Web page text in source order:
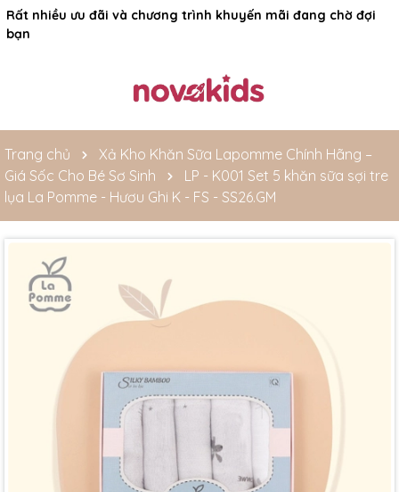
Rất nhiều ưu đãi và chương trình khuyến mãi đang chờ đợi
bạn
Trang chủ
Xả Kho Khăn Sữa Lapomme Chính Hãng –
Giá Sốc Cho Bé Sơ Sinh
LP - K001 Set 5 khăn sữa sợi tre
lụa La Pomme - Hươu Ghi K - FS - SS26.GM